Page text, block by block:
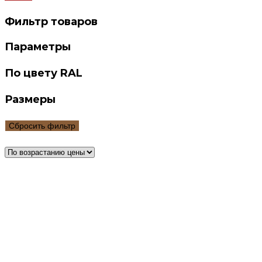
Фильтр товаров
Параметры
По цвету RAL
Размеры
Сбросить фильтр